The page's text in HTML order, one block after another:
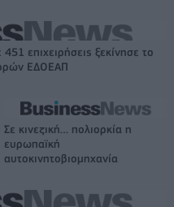
επιχειρήσεις ξεκίνησε το
ΕΔΟΕΑΠ
Σε κινεζική… πολιορκία η
ευρωπαϊκή
αυτοκινητοβιομηχανία